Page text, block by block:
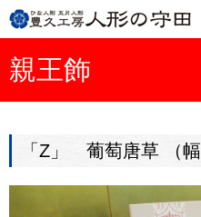
親王飾
「Z」 葡萄唐草 （幅